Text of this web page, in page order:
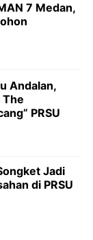
7 Medan,
Andalan,
The
PRSU
Jadi
di PRSU